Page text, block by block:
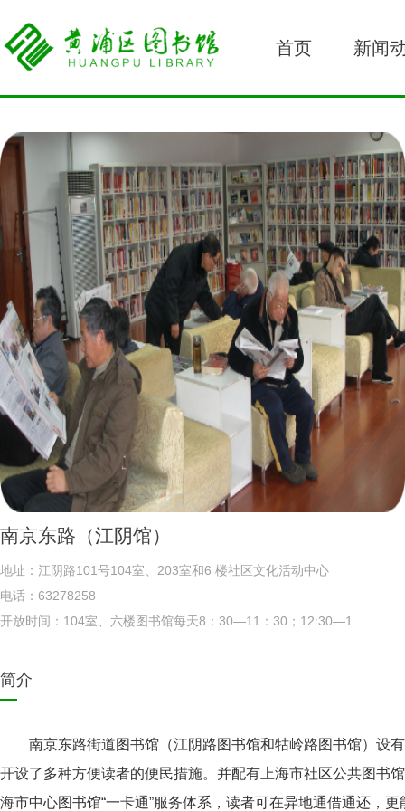
首页 新闻
南京东路（江阴馆）
地址：江阴路101号104室、203室和6 楼社区文化活动中心
电话：63278258
开放时间：104室、六楼图书馆每天8：30—11：30；12:30—1
简介
南京东路街道图书馆（江阴路图书馆和牯岭路图书馆）设
开设了多种方便读者的便民措施。并配有上海市社区公共图书
海市中心图书馆“一卡通”服务体系，读者可在异地通借通还，